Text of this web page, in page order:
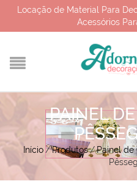
Locação de Material Para
Acessórios
PAINEL
Início /Produtos/Painel de